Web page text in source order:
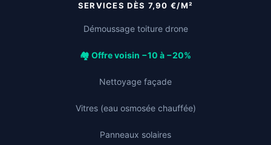
SERVICES DÈS 7,90 €/M²
Démoussage toiture drone
🏘️ Offre voisin −10 à −20%
Nettoyage façade
Vitres (eau osmosée chauffée)
Panneaux solaires